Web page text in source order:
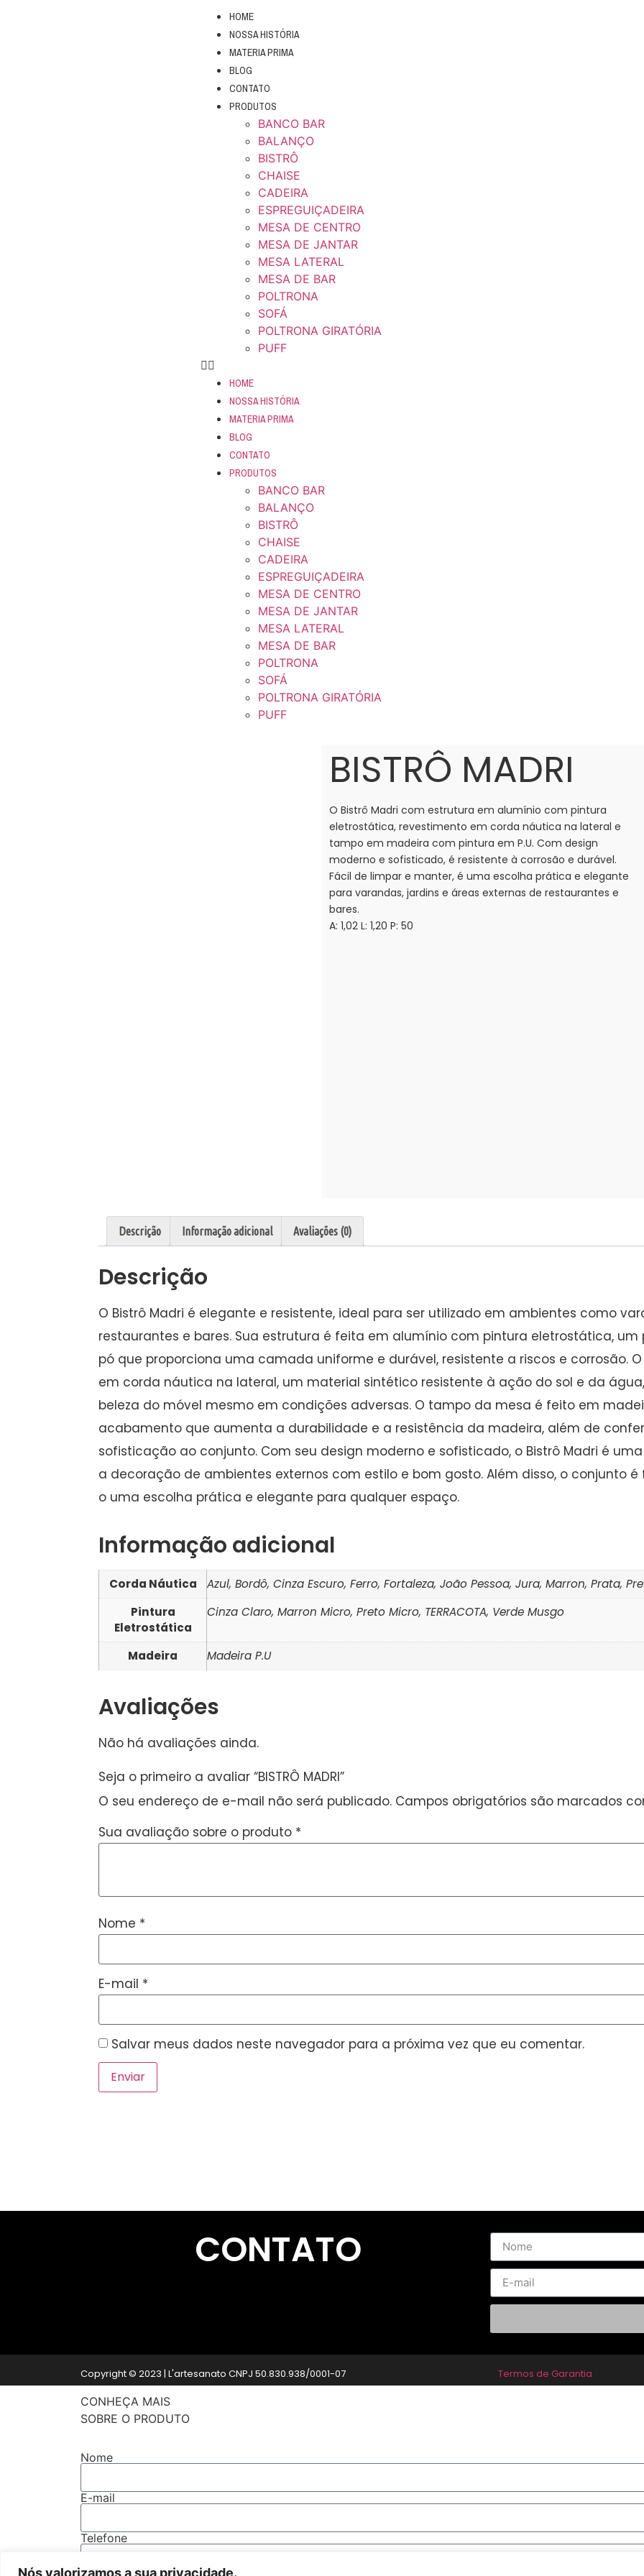
Nós valorizamos a sua privacidade.
HOME
NOSSA HISTÓRIA
MATERIA PRIMA
BLOG
CONTATO
PRODUTOS
BANCO BAR
BALANÇO
BISTRÔ
CHAISE
CADEIRA
ESPREGUIÇADEIRA
MESA DE CENTRO
MESA DE JANTAR
MESA LATERAL
MESA DE BAR
POLTRONA
SOFÁ
POLTRONA GIRATÓRIA
PUFF
HOME
NOSSA HISTÓRIA
MATERIA PRIMA
BLOG
CONTATO
PRODUTOS
BANCO BAR
BALANÇO
BISTRÔ
CHAISE
CADEIRA
ESPREGUIÇADEIRA
MESA DE CENTRO
MESA DE JANTAR
MESA LATERAL
MESA DE BAR
POLTRONA
SOFÁ
POLTRONA GIRATÓRIA
PUFF
BISTRÔ MADRI
O Bistrô Madri com estrutura em alumínio com pintura
eletrostática, revestimento em corda náutica na lateral e
tampo em madeira com pintura em P.U. Com design
moderno e sofisticado, é resistente à corrosão e durável.
Fácil de limpar e manter, é uma escolha prática e elegante
para varandas, jardins e áreas externas de restaurantes e
bares.
A: 1,02 L: 1,20 P: 50
Descrição Informação adicional Avaliações (0)
Descrição
O Bistrô Madri é elegante e resistente, ideal para ser utilizado em ambientes como
restaurantes e bares. Sua estrutura é feita em alumínio com pintura eletrostática,
pó que proporciona uma camada uniforme e durável, resistente a riscos e corrosão.
em corda náutica na lateral, um material sintético resistente à ação do sol e da
beleza do móvel mesmo em condições adversas. O tampo da mesa é feito em
acabamento que aumenta a durabilidade e a resistência da madeira, além de
sofisticação ao conjunto. Com seu design moderno e sofisticado, o Bistrô Madri é
a decoração de ambientes externos com estilo e bom gosto. Além disso, o conjunto
o uma escolha prática e elegante para qualquer espaço.
Informação adicional
Corda Náutica
Azul, Bordô, Cinza Escuro, Ferro, Fortaleza, João Pessoa, Jura, Marron, Prata,
Pintura
Eletrostática
Cinza Claro, Marron Micro, Preto Micro, TERRACOTA, Verde Musgo
Madeira Madeira P.U
Avaliações
Não há avaliações ainda.
Seja o primeiro a avaliar “BISTRÔ MADRI”
O seu endereço de e-mail não será publicado. Campos obrigatórios são marcados
Sua avaliação sobre o produto *
Nome *
E-mail *
Salvar meus dados neste navegador para a próxima vez que eu comentar.
CONTATO
Copyright © 2023 | L'artesanato CNPJ 50.830.938/0001-07 Termos de Garantia
CONHEÇA MAIS
SOBRE O PRODUTO
Nome
E-mail
Telefone